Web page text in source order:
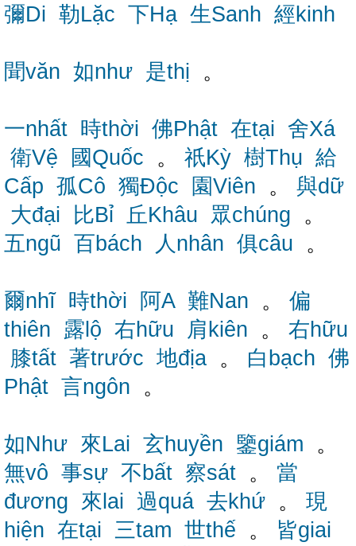
彌Di 勒Lặc 下Hạ 生Sanh 經kinh
聞văn 如như 是thị 。
一nhất 時thời 佛Phật 在tại 舍Xá
衛Vệ
國Quốc 。 祇Kỳ 樹Thụ 給
Cấp 孤Cô 獨Độc 園Viên 。 與dữ
大đại
比Bỉ 丘Khâu 眾chúng 。
五ngũ 百bách 人nhân 俱câu 。
爾nhĩ 時thời 阿A 難Nan 。 偏
thiên
露lộ 右hữu 肩kiên 。 右hữu
膝tất 著trước 地địa 。 白bạch 佛
Phật 言ngôn 。
如Như 來Lai 玄huyền 鑒giám 。
無vô 事sự 不bất 察sát 。 當
đương 來lai 過quá 去khứ 。 現
hiện 在tại 三tam 世thế 。 皆giai